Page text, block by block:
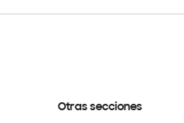
Otras secciones